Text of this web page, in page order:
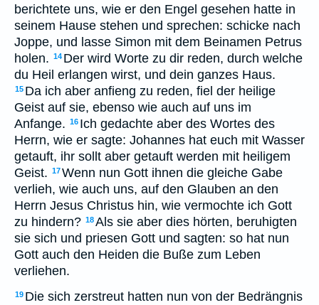
berichtete uns, wie er den Engel gesehen hatte in
seinem Hause stehen und sprechen: schicke nach
Joppe, und lasse Simon mit dem Beinamen Petrus
holen. 14 Der wird Worte zu dir reden, durch welche
du Heil erlangen wirst, und dein ganzes Haus.
15 Da ich aber anfieng zu reden, fiel der heilige
Geist auf sie, ebenso wie auch auf uns im
Anfange. 16 Ich gedachte aber des Wortes des
Herrn, wie er sagte: Johannes hat euch mit Wasser
getauft, ihr sollt aber getauft werden mit heiligem
Geist. 17Wenn nun Gott ihnen die gleiche Gabe
verlieh, wie auch uns, auf den Glauben an den
Herrn Jesus Christus hin, wie vermochte ich Gott
zu hindern? 18Als sie aber dies hörten, beruhigten
sie sich und priesen Gott und sagten: so hat nun
Gott auch den Heiden die Buße zum Leben
verliehen.
19 Die sich zerstreut hatten nun von der Bedrängnis